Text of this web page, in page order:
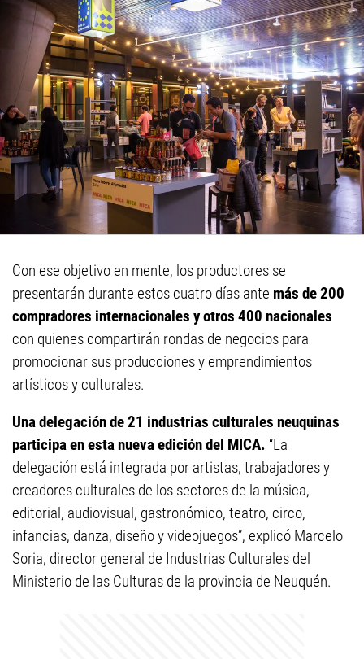
Con ese objetivo en mente, los productores se
presentarán durante estos cuatro días ante más de 200
compradores internacionales y otros 400 nacionales
con quienes compartirán rondas de negocios para
promocionar sus producciones y emprendimientos
artísticos y culturales.
Una delegación de 21 industrias culturales neuquinas
participa en esta nueva edición del MICA. “La
delegación está integrada por artistas, trabajadores y
creadores culturales de los sectores de la música,
editorial, audiovisual, gastronómico, teatro, circo,
infancias, danza, diseño y videojuegos”, explicó Marcelo
Soria, director general de Industrias Culturales del
Ministerio de las Culturas de la provincia de Neuquén.